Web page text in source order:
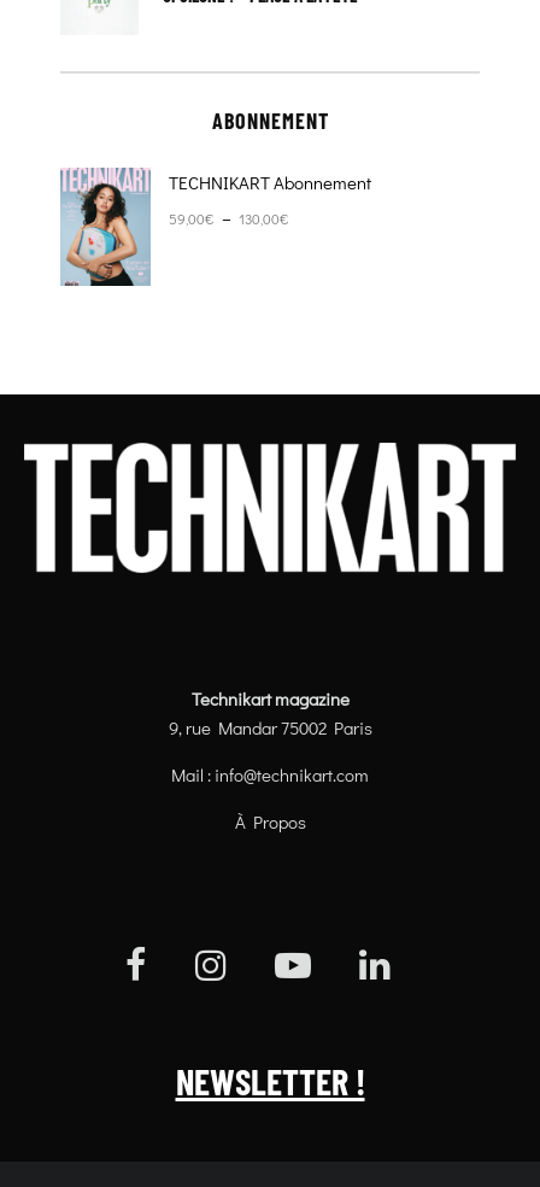
ABONNEMENT
TECHNIKART Abonnement
59,00€ – 130,00€
Technikart magazine
9, rue Mandar 75002 Paris
Mail : info@technikart.com
À Propos
NEWSLETTER !